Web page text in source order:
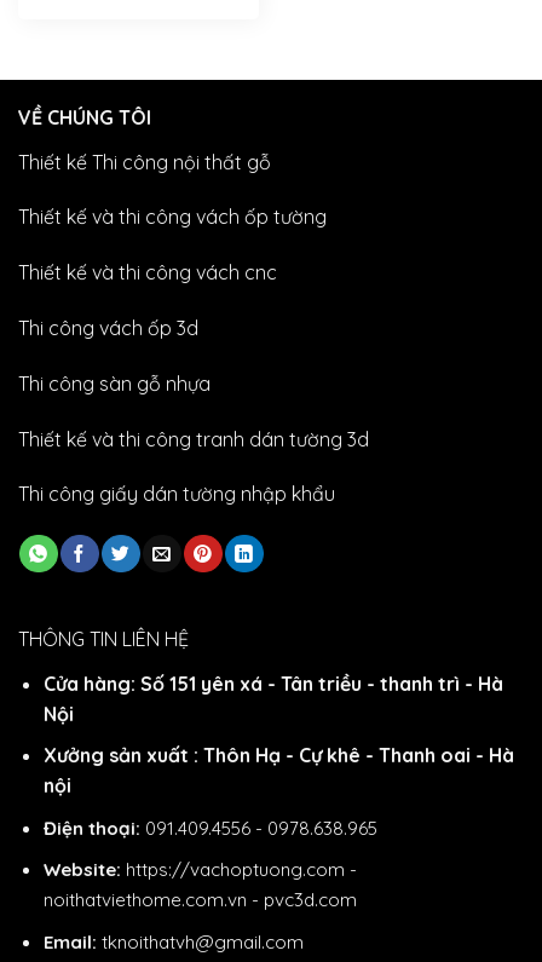
VỀ CHÚNG TÔI
Thiết kế Thi công nội thất gỗ
Thiết kế và thi công vách ốp tường
Thiết kế và thi công vách cnc
Thi công vách ốp 3d
Thi công sàn gỗ nhựa
Thiết kế và thi công tranh dán tường 3d
Thi công giấy dán tường nhập khẩu
THÔNG TIN LIÊN HỆ
Cửa hàng: Số 151 yên xá - Tân triều - thanh trì - Hà
Nội
Xưởng sản xuất : Thôn Hạ - Cự khê - Thanh oai - Hà
nội
Điện thoại: 091.409.4556 - 0978.638.965
Website: https://vachoptuong.com -
noithatviethome.com.vn - pvc3d.com
Email: tknoithatvh@gmail.com